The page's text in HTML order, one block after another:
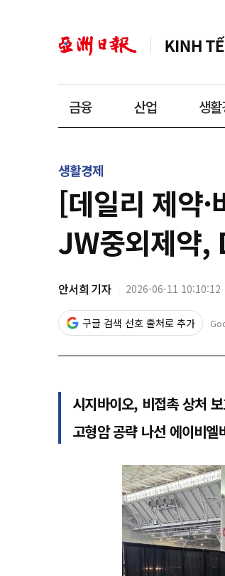
금융 산업 생
생활경제
[데일리 제약
JW중외제약,
안서희 기자 2026-06-11 10:10:12
구글 검색 선호 출처로 추가
시지바이오, 비접촉 상처
고형암 공략 나선 에이비